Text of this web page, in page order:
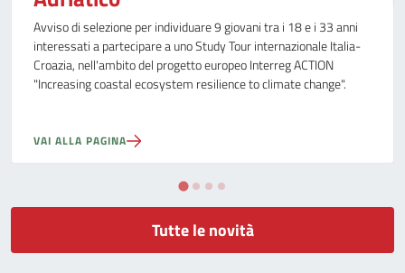
Avviso di selezione per individuare 9 giovani tra i 18 e i 33 anni
interessati a partecipare a uno Study Tour internazionale Italia-
Croazia, nell'ambito del progetto europeo Interreg ACTION
"Increasing coastal ecosystem resilience to climate change".
VAI ALLA PAGINA
Tutte le novità